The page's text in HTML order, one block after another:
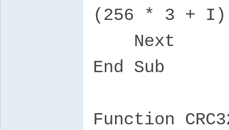
(256 * 3 + I)
Next
End Sub
Function